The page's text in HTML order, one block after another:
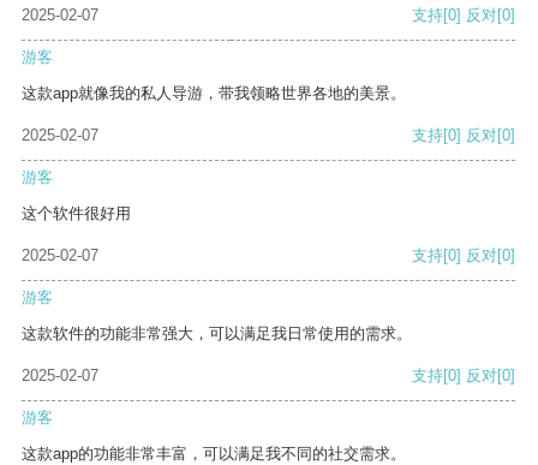
2025-02-07 支持[0] 反对[0]
游客
这款app就像我的私人导游，带我领略世界各地的美景。
2025-02-07 支持[0] 反对[0]
游客
这个软件很好用
2025-02-07 支持[0] 反对[0]
游客
这款软件的功能非常强大，可以满足我日常使用的需求。
2025-02-07 支持[0] 反对[0]
游客
这款app的功能非常丰富，可以满足我不同的社交需求。